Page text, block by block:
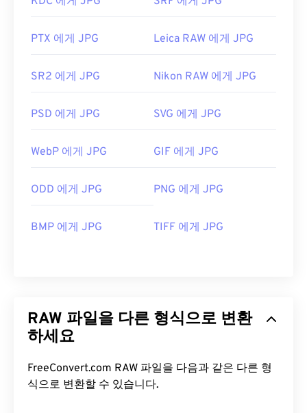
PTX 에게 JPG Leica RAW 에게 JPG
SR2 에게 JPG Nikon RAW 에게 JPG
PSD 에게 JPG SVG 에게 JPG
WebP 에게 JPG GIF 에게 JPG
ODD 에게 JPG PNG 에게 JPG
BMP 에게 JPG TIFF 에게 JPG
RAW 파일을 다른 형식으로 변환
하세요
FreeConvert.com RAW 파일을 다음과 같은 다른 형
식으로 변환할 수 있습니다.